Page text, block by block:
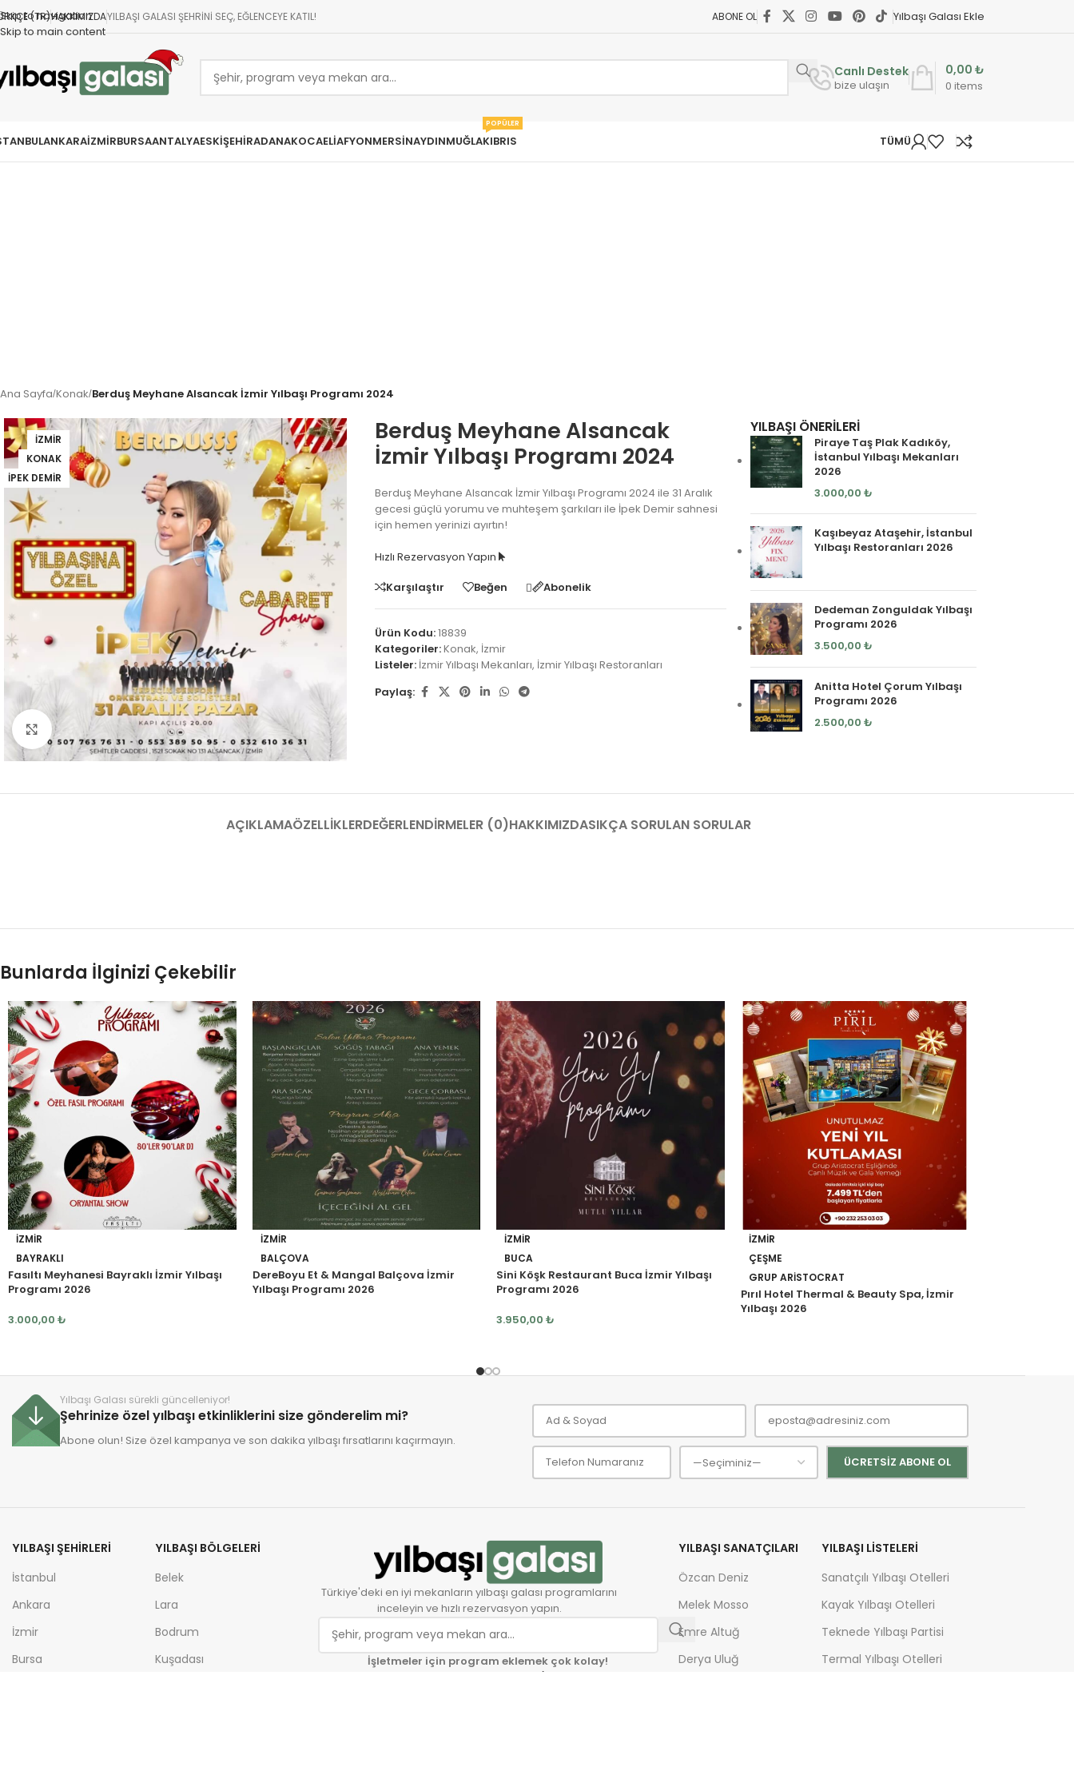
Skip to navigation
Skip to main content
(TR)HAKKIMIZDAYILBAŞI GALASI ŞEHRINI SEÇ, EĞLENCEYE KATIL! ABONE OL Yılbaşı Galası Ekle
Canlı Destek
bize ulaşın 0 items
0,00 ₺
ANKARAİZMIRBURSAANTALYAESKIŞEHIRADANAKOCAELIAFYONMERSINAYDINMUĞLAKIBRIS
POPÜLER
TÜMÜ
Ana Sayfa/Konak/Berduş Meyhane Alsancak İzmir Yılbaşı Programı 2024
İZMIR
KONAK
İPEK DEMIR
Fotoğrafı Büyüt
Berduş Meyhane Alsancak
İzmir Yılbaşı Programı 2024
Berduş Meyhane Alsancak İzmir Yılbaşı Programı 2024 ile 31 Aralık
gecesi güçlü yorumu ve muhteşem şarkıları ile İpek Demir sahnesi
için hemen yerinizi ayırtın!
Hızlı Rezervasyon Yapın
Karşılaştır
Beğen Abonelik
Ürün Kodu:18839
Kategoriler:Konak, İzmir
Listeler: İzmir Yılbaşı Mekanları, İzmir Yılbaşı Restoranları
Paylaş:
YILBAŞI ÖNERILERI
Piraye Taş Plak Kadıköy,
İstanbul Yılbaşı Mekanları
2026
3.000,00 ₺
Kaşıbeyaz Ataşehir, İstanbul
Yılbaşı Restoranları 2026
Dedeman Zonguldak Yılbaşı
Programı 2026
3.500,00 ₺
Anitta Hotel Çorum Yılbaşı
Programı 2026
2.500,00 ₺
AÇIKLAMAÖZELLIKLERDEĞERLENDIRMELER (0)HAKKIMIZDASIKÇA SORULAN SORULAR
Bunlarda İlginizi Çekebilir
İZMIR
BAYRAKLI
Fasıltı Meyhanesi Bayraklı İzmir Yılbaşı
Programı 2026
3.000,00 ₺
İZMIR
BALÇOVA
DereBoyu Et & Mangal Balçova İzmir
Yılbaşı Programı 2026
İZMIR
BUCA
Sini Köşk Restaurant Buca İzmir Yılbaşı
Programı 2026
3.950,00 ₺
İZMIR
ÇEŞME
GRUP ARISTOCRAT
Pırıl Hotel Thermal & Beauty Spa, İzmir
Yılbaşı 2026
Yılbaşı Galası sürekli güncelleniyor!
Şehrinize özel yılbaşı etkinliklerini size gönderelim mi?
Abone olun! Size özel kampanya ve son dakika yılbaşı fırsatlarını kaçırmayın.
YILBAŞI ŞEHIRLERI
İstanbul
Ankara
İzmir
Bursa
YILBAŞI BÖLGELERI
Belek
Lara
Bodrum
Kuşadası
Türkiye'deki en iyi mekanların yılbaşı galası programlarını
inceleyin ve hızlı rezervasyon yapın.
İşletmeler için program eklemek çok kolay!
YILBAŞI SANATÇILARI
Özcan Deniz
Melek Mosso
Emre Altuğ
Derya Uluğ
YILBAŞI LISTELERI
Sanatçılı Yılbaşı Otelleri
Kayak Yılbaşı Otelleri
Teknede Yılbaşı Partisi
Termal Yılbaşı Otelleri